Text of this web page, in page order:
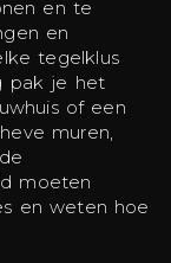
en te
en
tegelklus
pak je het
of een
muren,
moeten
en weten hoe